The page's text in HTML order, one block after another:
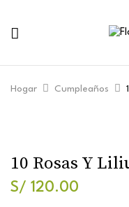
Hogar Cumpleaños
10 Rosas Y
S/ 120.00